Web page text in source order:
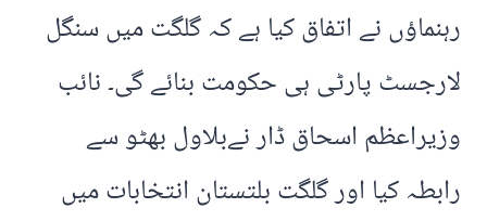
رہنماؤں نے اتفاق کیا ہے کہ گلگت میں سنگل
لارجسٹ پارٹی ہی حکومت بنائے گی۔ نائب
وزیراعظم اسحاق ڈار نےبلاول بھٹو سے
رابطہ کیا اور گلگت بلتستان انتخابات میں